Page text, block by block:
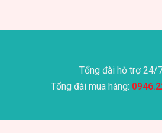
Tổng đài hỗ trợ 24/
Tổng đài mua hàng: